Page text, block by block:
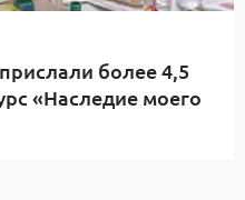
более 4,5
«Наследие моего